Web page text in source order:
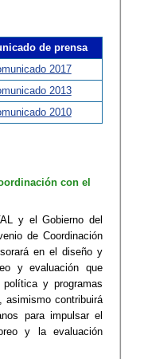
de prensa
2017
2013
2010
con el
y el Gobierno del
de Coordinación
en el diseño y
y evaluación que
y programas
asimismo contribuirá
para impulsar el
y la evaluación